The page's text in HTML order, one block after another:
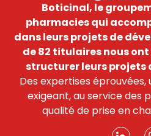
Boticinal, le
pharmacies qui
dans leurs projets de
de 82 titulaires nous
structurer leurs projets
Des expertises
exigeant, au service des
qualité de prise en